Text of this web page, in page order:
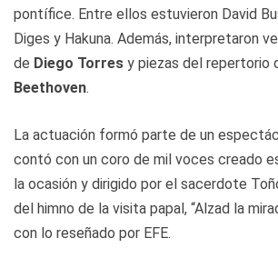
pontífice. Entre ellos estuvieron David
Diges y Hakuna. Además, interpretaron
de Diego Torres y piezas del repertorio
Beethoven.
La actuación formó parte de un
contó con un coro de mil voces creado
la ocasión y dirigido por el sacerdote
del himno de la visita papal, “Alzad la
con lo reseñado por EFE.